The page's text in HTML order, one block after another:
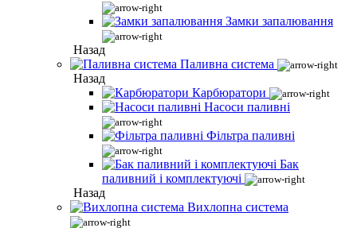
Замки запалювання
Назад
Паливна система
Назад
Карбюратори
Насоси паливні
Фільтра паливні
Бак
паливний і комплектуючі
Назад
Вихлопна система